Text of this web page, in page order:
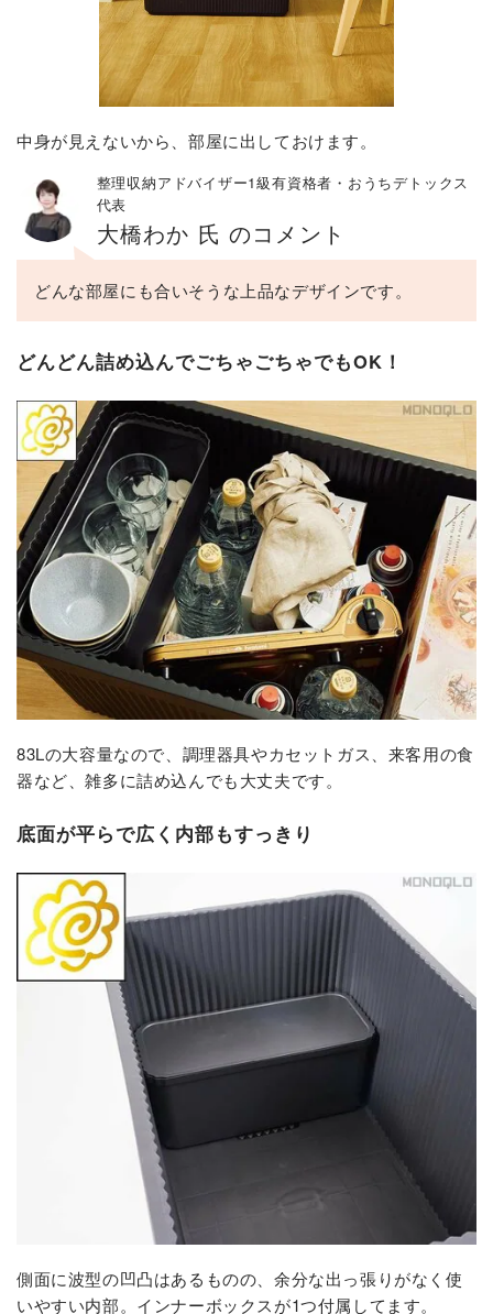
中身が見えないから、部屋に出しておけます。
整理収納アドバイザー1級有資格者・おうちデトックス
代表
大橋わか 氏 のコメント
どんな部屋にも合いそうな上品なデザインです。
どんどん詰め込んでごちゃごちゃでもOK！
83Lの大容量なので、調理器具やカセットガス、来客用の食
器など、雑多に詰め込んでも大丈夫です。
底面が平らで広く内部もすっきり
側面に波型の凹凸はあるものの、余分な出っ張りがなく使
いやすい内部。インナーボックスが1つ付属してます。